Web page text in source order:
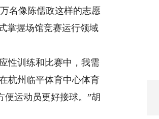
名像陈儒政这样的志愿
掌握场馆竞赛运行领域
性训练和比赛中，我需
杭州临平体育中心体育
便运动员更好接球。”胡